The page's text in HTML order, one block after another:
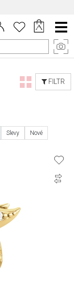
CZ/CZK | EN/EUR PL/PLN
Main
Menu
FILTR
Slevy Nové